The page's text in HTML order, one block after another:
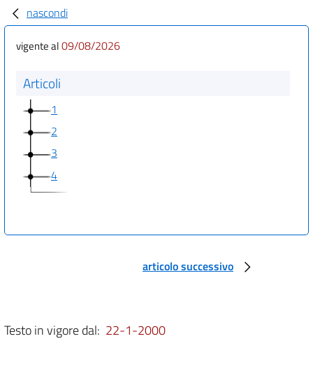
nascondi
vigente al09/08/2026
Articoli
1
2
3
4
articolo successivo
Testo in vigore dal: 22-1-2000